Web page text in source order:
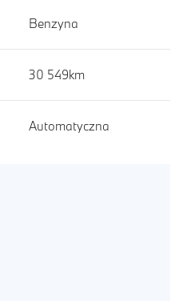
Benzyna
30 549km
Automatyczna